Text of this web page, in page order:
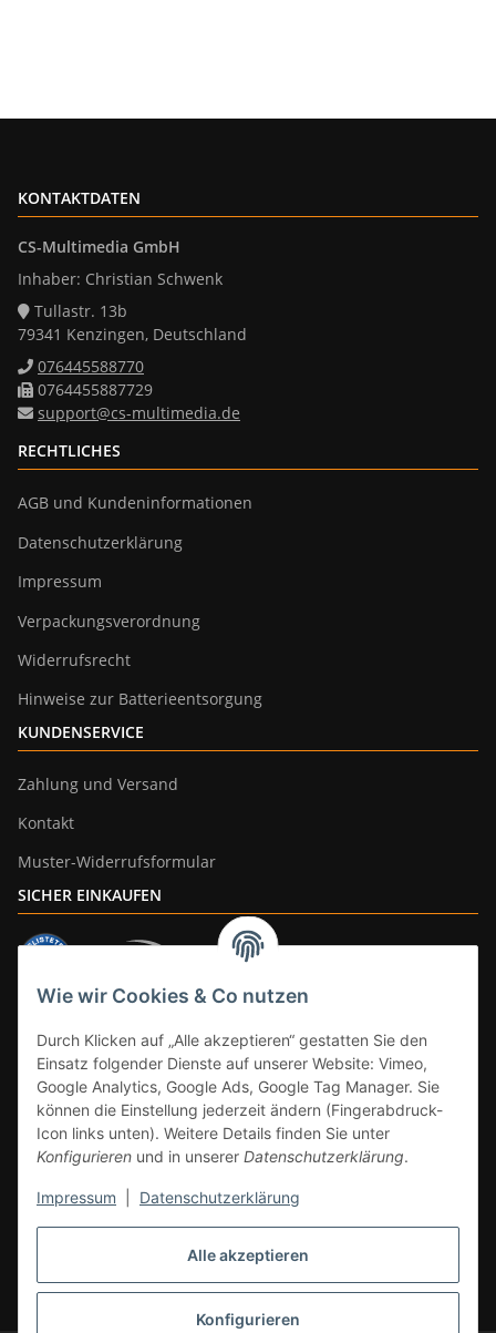
Alle akzeptieren
Konfigurieren
Wie wir Cookies & Co nutzen
Durch Klicken auf „Alle akzeptieren“ gestatten Sie den
Einsatz folgender Dienste auf unserer Website: Vimeo,
Google Analytics, Google Ads, Google Tag Manager. Sie
können die Einstellung jederzeit ändern (Fingerabdruck-
Icon links unten). Weitere Details finden Sie unter
Konfigurieren und in unserer Datenschutzerklärung.
Impressum Datenschutzerklärung
KONTAKTDATEN
CS-Multimedia GmbH
Inhaber: Christian Schwenk
Tullastr. 13b
79341 Kenzingen, Deutschland
076445588770
0764455887729
support@cs-multimedia.de
RECHTLICHES
AGB und Kundeninformationen
Datenschutzerklärung
Impressum
Verpackungsverordnung
Widerrufsrecht
Hinweise zur Batterieentsorgung
KUNDENSERVICE
Zahlung und Versand
Kontakt
Muster-Widerrufsformular
SICHER EINKAUFEN
* Alle Preise inkl. gesetzlicher Mwst., zzgl.Versand
DE, gilt nicht für Großgeräte per Spedition). Artikel mit 0% MwSt. (gem. §